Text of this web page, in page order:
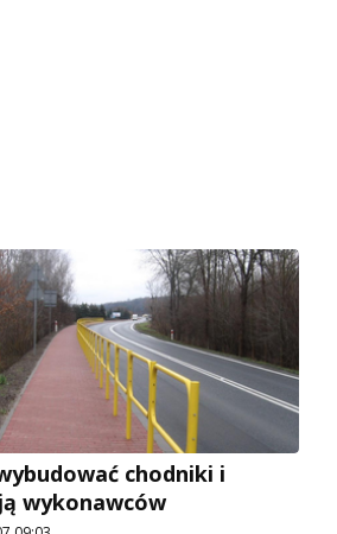
chodniki i
wykonawców